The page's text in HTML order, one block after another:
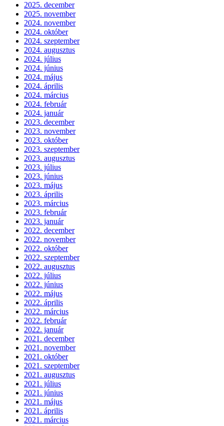
2025. december
2025. november
2024. november
2024. október
2024. szeptember
2024. augusztus
2024. július
2024. június
2024. május
2024. április
2024. március
2024. február
2024. január
2023. december
2023. november
2023. október
2023. szeptember
2023. augusztus
2023. július
2023. június
2023. május
2023. április
2023. március
2023. február
2023. január
2022. december
2022. november
2022. október
2022. szeptember
2022. augusztus
2022. július
2022. június
2022. május
2022. április
2022. március
2022. február
2022. január
2021. december
2021. november
2021. október
2021. szeptember
2021. augusztus
2021. július
2021. június
2021. május
2021. április
2021. március